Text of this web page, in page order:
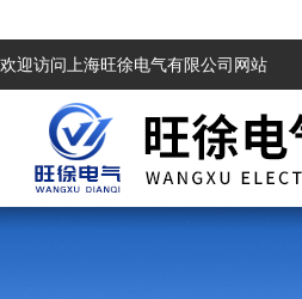
欢迎访问上海旺徐电气有限公司网站